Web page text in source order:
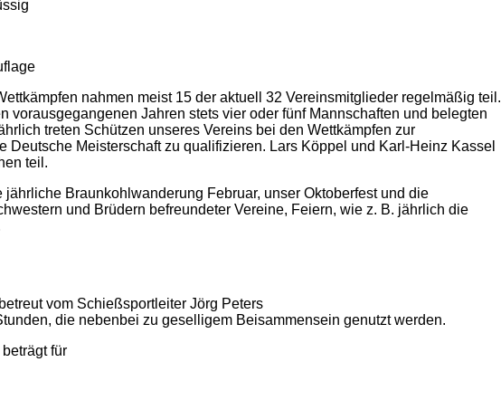
nahmen meist 15 der aktuell 32 Vereinsmitglieder regelmäßig teil.
Jahren stets vier oder fünf Mannschaften und belegten
treten Schützen unseres Vereins bei den Wettkämpfen zur
Meisterschaft zu qualifizieren. Lars Köppel und Karl-Heinz Kassel
teil.
Braunkohlwanderung Februar, unser Oktoberfest und die
und Brüdern befreundeter Vereine, Feiern, wie z. B. jährlich die
vom Schießsportleiter Jörg Peters
die nebenbei zu geselligem Beisammensein genutzt werden.
für